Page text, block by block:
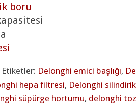
boru
Etiketler: Delonghi emici başlığı,
hepa filtresi, Delonghi
süpürge hortumu, delonghi